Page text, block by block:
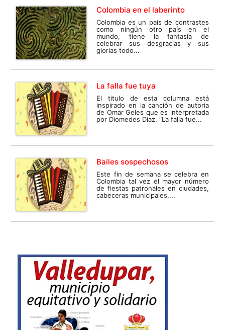
Colombia en el laberinto
Colombia es un país de contrastes
como ningún otro país en el
mundo, tiene la fantasía de
celebrar sus desgracias y sus
glorias todo...
La falla fue tuya
El titulo de esta columna está
inspirado en la canción de autoría
de Omar Geles que es interpretada
por Diomedes Diaz, “La falla fue...
Bailes sospechosos
Este fin de semana se celebra en
Colombia tal vez el mayor número
de fiestas patronales en ciudades,
cabeceras municipales,...